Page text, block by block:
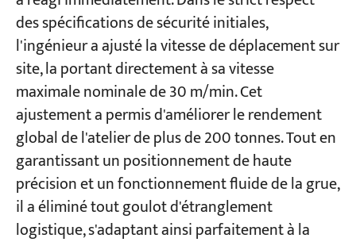
des spécifications de sécurité initiales,
l'ingénieur a ajusté la vitesse de déplacement sur
site, la portant directement à sa vitesse
maximale nominale de 30 m/min. Cet
ajustement a permis d'améliorer le rendement
global de l'atelier de plus de 200 tonnes. Tout en
garantissant un positionnement de haute
précision et un fonctionnement fluide de la grue,
il a éliminé tout goulot d'étranglement
logistique, s'adaptant ainsi parfaitement à la